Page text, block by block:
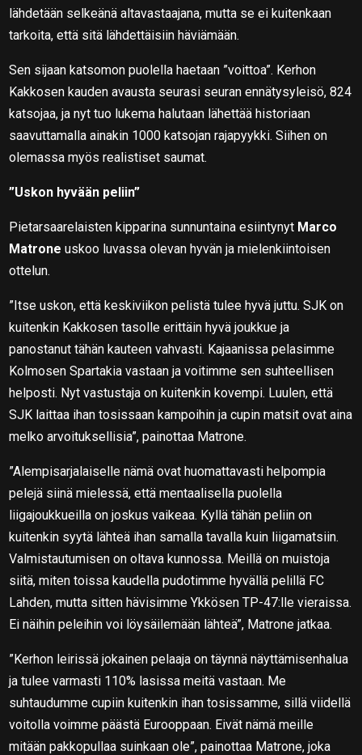
lähdetään selkeänä altavastaajana, mutta se ei kuitenkaan
tarkoita, että sitä lähdettäisiin häviämään.
Sen sijaan katsomon puolella haetaan ”voittoa”. Kerhon
Kakkosen kauden avausta seurasi seuran ennätysyleisö, 824
katsojaa, ja nyt tuo lukema halutaan lähettää historiaan
saavuttamalla ainakin 1000 katsojan rajapyykki. Siihen on
olemassa myös realistiset saumat.
”Uskon hyvään peliin”
Pietarsaarelaisten kipparina sunnuntaina esiintynyt Marco
Matrone uskoo luvassa olevan hyvän ja mielenkiintoisen
ottelun.
”Itse uskon, että keskiviikon pelistä tulee hyvä juttu. SJK on
kuitenkin Kakkosen tasolle erittäin hyvä joukkue ja
panostanut tähän kauteen vahvasti. Kajaanissa pelasimme
Kolmosen Spartakia vastaan ja voitimme sen suhteellisen
helposti. Nyt vastustaja on kuitenkin kovempi. Luulen, että
SJK laittaa ihan tosissaan kampoihin ja cupin matsit ovat aina
melko arvoituksellisia”, painottaa Matrone.
”Alempisarjalaiselle nämä ovat huomattavasti helpompia
pelejä siinä mielessä, että mentaalisella puolella
liigajoukkueilla on joskus vaikeaa. Kyllä tähän peliin on
kuitenkin syytä lähteä ihan samalla tavalla kuin liigamatsiin.
Valmistautumisen on oltava kunnossa. Meillä on muistoja
siitä, miten toissa kaudella pudotimme hyvällä pelillä FC
Lahden, mutta sitten hävisimme Ykkösen TP-47:lle vieraissa.
Ei näihin peleihin voi löysäilemään lähteä”, Matrone jatkaa.
”Kerhon leirissä jokainen pelaaja on täynnä näyttämisenhalua
ja tulee varmasti 110% lasissa meitä vastaan. Me
suhtaudumme cupiin kuitenkin ihan tosissamme, sillä viidellä
voitolla voimme päästä Eurooppaan. Eivät nämä meille
mitään pakkopullaa suinkaan ole”, painottaa Matrone, joka